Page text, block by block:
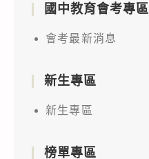
國中教育會考專區
會考最新消息
新生專區
新生專區
榜單專區